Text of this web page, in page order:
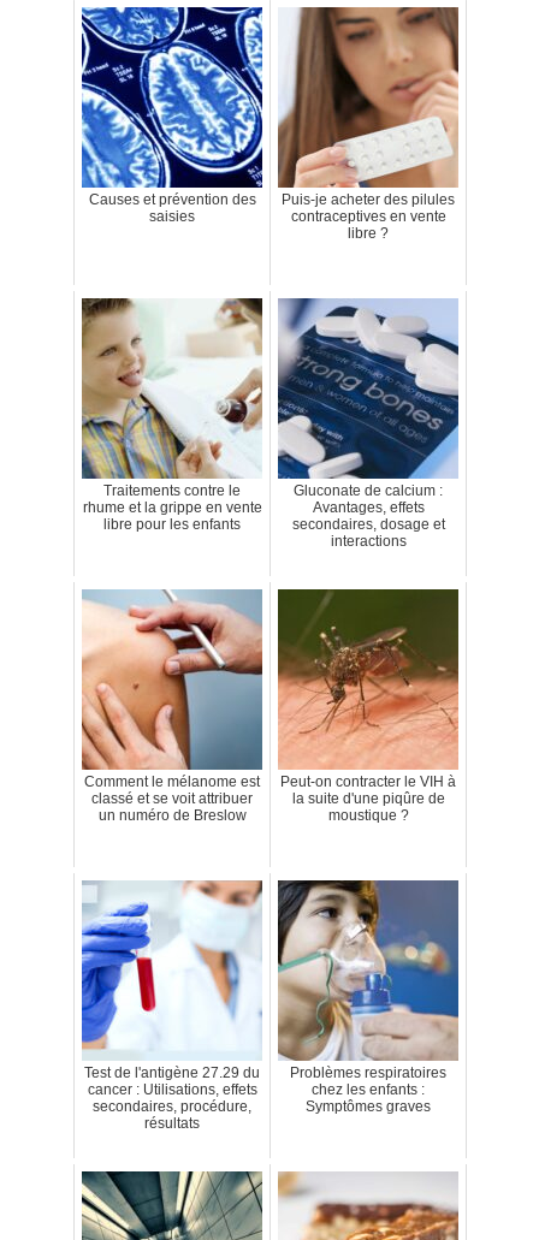
Causes et prévention des
saisies
Puis-je acheter des pilules
contraceptives en vente
libre ?
Traitements contre le
rhume et la grippe en vente
libre pour les enfants
Gluconate de calcium :
Avantages, effets
secondaires, dosage et
interactions
Comment le mélanome est
classé et se voit attribuer
un numéro de Breslow
Peut-on contracter le VIH à
la suite d'une piqûre de
moustique ?
Test de l'antigène 27.29 du
cancer : Utilisations, effets
secondaires, procédure,
résultats
Problèmes respiratoires
chez les enfants :
Symptômes graves